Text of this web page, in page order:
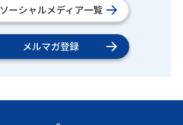
ソーシャルメディア一覧
メルマガ登録